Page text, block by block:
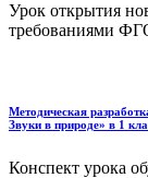
Урок открытия
требованиями
Методическая
Звуки в природе» в 1
Конспект урока